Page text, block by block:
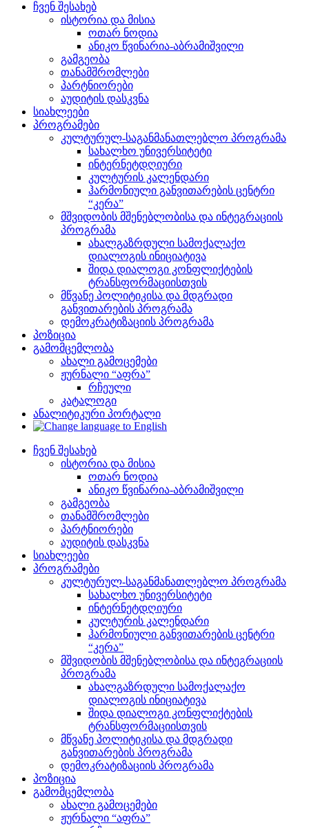
ჩვენ შესახებ
ისტორია და მისია
ოთარ ნოდია
ანიკო წვინარია-აბრამიშვილი
გამგეობა
თანამშრომლები
პარტნიორები
აუდიტის დასკვნა
სიახლეები
პროგრამები
კულტურულ-საგანმანათლებლო პროგრამა
სახალხო უნივერსიტეტი
ინტერნეტდღიური
კულტურის კალენდარი
ჰარმონიული განვითარების ცენტრი
“კერა”
მშვიდობის მშენებლობისა და ინტეგრაციის
პროგრამა
ახალგაზრდული სამოქალაქო
დიალოგის ინიციატივა
შიდა დიალოგი კონფლიქტების
ტრანსფორმაციისთვის
მწვანე პოლიტიკისა და მდგრადი
განვითარების პროგრამა
დემოკრატიზაციის პროგრამა
პოზიცია
გამომცემლობა
ახალი გამოცემები
ჟურნალი “აფრა”
რჩეული
კატალოგი
ანალიტიკური პორტალი
ჩვენ შესახებ
ისტორია და მისია
ოთარ ნოდია
ანიკო წვინარია-აბრამიშვილი
გამგეობა
თანამშრომლები
პარტნიორები
აუდიტის დასკვნა
სიახლეები
პროგრამები
კულტურულ-საგანმანათლებლო პროგრამა
სახალხო უნივერსიტეტი
ინტერნეტდღიური
კულტურის კალენდარი
ჰარმონიული განვითარების ცენტრი
“კერა”
მშვიდობის მშენებლობისა და ინტეგრაციის
პროგრამა
ახალგაზრდული სამოქალაქო
დიალოგის ინიციატივა
შიდა დიალოგი კონფლიქტების
ტრანსფორმაციისთვის
მწვანე პოლიტიკისა და მდგრადი
განვითარების პროგრამა
დემოკრატიზაციის პროგრამა
პოზიცია
გამომცემლობა
ახალი გამოცემები
ჟურნალი “აფრა”